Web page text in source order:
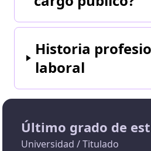
Historia
laboral
Último grado de
Universidad / Titulado